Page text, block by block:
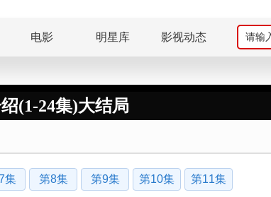
电影 明星库 影视动态
(1-24集)大结局
集 第8集 第9集 第10集 第11集